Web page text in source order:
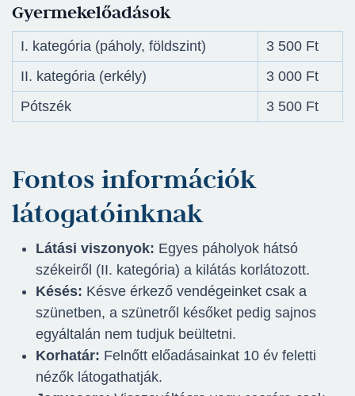
Gyermekelőadások
I. kategória (páholy, földszint)
3 500 Ft
II. kategória (erkély)
3 000 Ft
Pótszék
3 500 Ft
Fontos információk
látogatóinknak
Látási viszonyok: Egyes páholyok hátsó
székeiről (II. kategória) a kilátás korlátozott.
Késés: Késve érkező vendégeinket csak a
szünetben, a szünetről későket pedig sajnos
egyáltalán nem tudjuk beültetni.
Korhatár: Felnőtt előadásainkat 10 év feletti
nézők látogathatják.